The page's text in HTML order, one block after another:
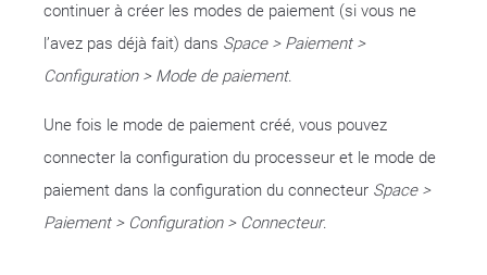
continuer à créer les modes de paiement (si vous ne
l’avez pas déjà fait) dans Space > Paiement >
Configuration > Mode de paiement.
Une fois le mode de paiement créé, vous pouvez
connecter la configuration du processeur et le mode de
paiement dans la configuration du connecteur Space >
Paiement > Configuration > Connecteur.